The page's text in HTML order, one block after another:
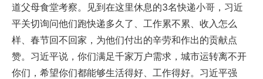
道父母食堂考察。见到在这里休息的3名快递小哥，习近
平关切询问他们跑快递多久了、工作累不累、收入怎么
样、春节回不回家，为他们付出的辛劳和作出的贡献点
赞。习近平说，你们满足千家万户需求，城市运转离不开
你们，希望你们都能够生活得好、工作得好。习近平强